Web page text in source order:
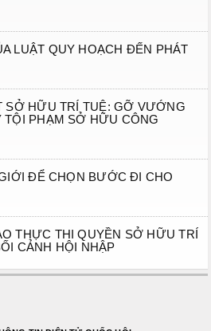
LUẬT QUY HOẠCH ĐẾN PHÁT
SỞ HỮU TRÍ TUỆ: GỠ VƯỚNG
TỘI PHẠM SỞ HỮU CÔNG
ĐỂ CHỌN BƯỚC ĐI CHO
THỰC THI QUYỀN SỞ HỮU TRÍ
CẢNH HỘI NHẬP